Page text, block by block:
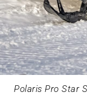
Polaris Pro Star